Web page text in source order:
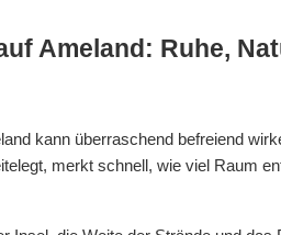
Ameland: Ruhe,
kann überraschend befreiend
merkt schnell, wie viel Raum